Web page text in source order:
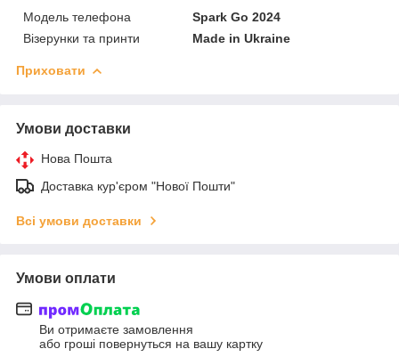
Модель телефона
Spark Go 2024
Візерунки та принти
Made in Ukraine
Приховати
Умови доставки
Нова Пошта
Доставка кур'єром "Нової Пошти"
Всі умови доставки
Умови оплати
Ви отримаєте замовлення
або гроші повернуться на вашу картку